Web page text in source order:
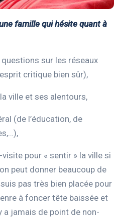
famille qui hésite quant à
sur les réseaux
critique bien sûr),
ville et ses alentours,
(de l’éducation, de
pour « sentir » la ville si
peut donner beaucoup de
pas très bien placée pour
à foncer tête baissée et
a jamais de point de non-